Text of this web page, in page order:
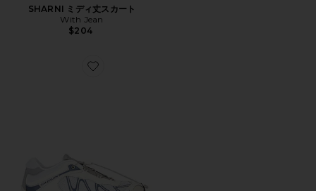
SHARNI ミディ丈スカート
With Jean
$204
Favorite XT-WHISPER スニーカー